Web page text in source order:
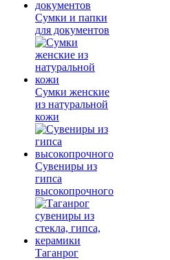
Сумки и папки
для документов
Сумки женские
из натуральной
кожи
Сувениры из
гипса
высокопрочного
Таганрог